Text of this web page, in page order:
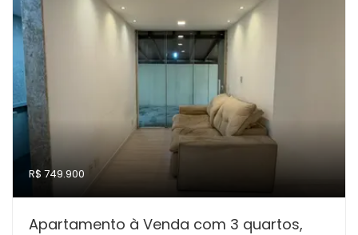
R$ 749.900
Apartamento à Venda com 3 quartos,